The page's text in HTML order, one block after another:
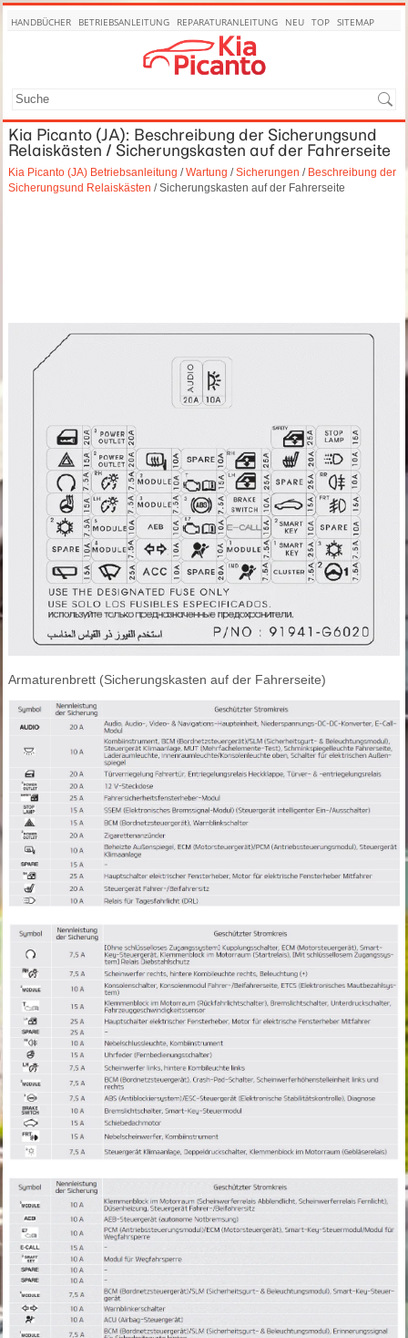
HANDBÜCHER BETRIEBSANLEITUNG REPARATURANLEITUNG NEU TOP SITEMAP
Kia Picanto (JA): Beschreibung der Sicherungsund
Relaiskästen / Sicherungskasten auf der Fahrerseite
Kia Picanto (JA) Betriebsanleitung /Wartung /Sicherungen / Beschreibung der
Sicherungsund Relaiskästen / Sicherungskasten auf der Fahrerseite
Armaturenbrett (Sicherungskasten auf der Fahrerseite)